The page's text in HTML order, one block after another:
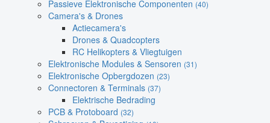
Passieve Elektronische Componenten (40)
Camera's & Drones
Actiecamera's
Drones & Quadcopters
RC Helikopters & Vliegtuigen
Elektronische Modules & Sensoren (31)
Elektronische Opbergdozen (23)
Connectoren & Terminals (37)
Elektrische Bedrading
PCB & Protoboard (32)